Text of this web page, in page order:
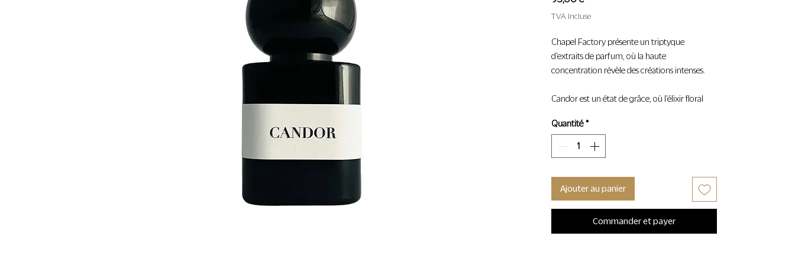
TVA Incluse
Chapel Factory présente un triptyque
d’extraits de parfum, où la haute
concentration révèle des créations intenses.
Candor est un état de grâce, où l’élixir floral
lumineux, contrasté par la profondeur de
l’encens.
Quantité *
Ajouter au panier
Commander et payer